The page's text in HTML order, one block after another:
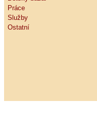
Práce
Služby
Ostatní